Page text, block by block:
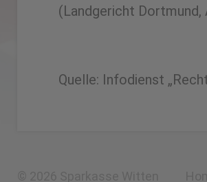
(Landgericht
Quelle: Infodienst